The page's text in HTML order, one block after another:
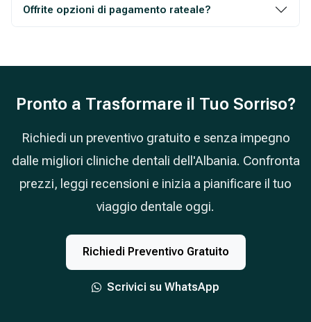
Offrite opzioni di pagamento rateale?
Pronto a Trasformare il Tuo Sorriso?
Richiedi un preventivo gratuito e senza impegno
dalle migliori cliniche dentali dell'Albania. Confronta
prezzi, leggi recensioni e inizia a pianificare il tuo
viaggio dentale oggi.
Richiedi Preventivo Gratuito
Scrivici su WhatsApp